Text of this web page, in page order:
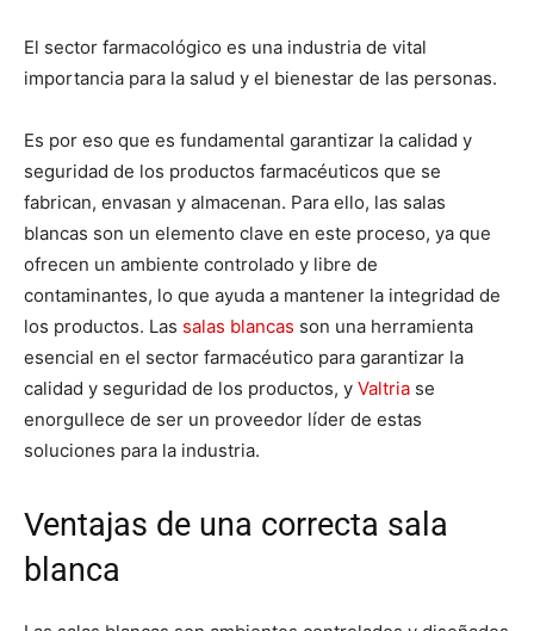
El sector farmacológico es una industria de vital
importancia para la salud y el bienestar de las personas.
Es por eso que es fundamental garantizar la calidad y
seguridad de los productos farmacéuticos que se
fabrican, envasan y almacenan. Para ello, las salas
blancas son un elemento clave en este proceso, ya que
ofrecen un ambiente controlado y libre de
contaminantes, lo que ayuda a mantener la integridad de
los productos. Las salas blancas son una herramienta
esencial en el sector farmacéutico para garantizar la
calidad y seguridad de los productos, y Valtria se
enorgullece de ser un proveedor líder de estas
soluciones para la industria.
Ventajas de una correcta sala
blanca